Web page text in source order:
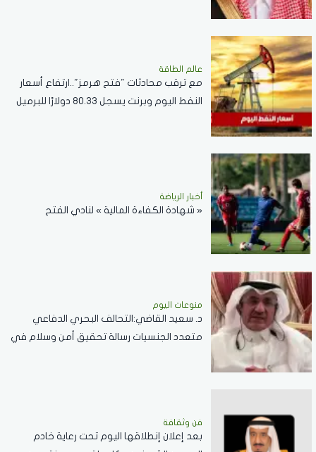
عالم الطاقة
مع ترقب محادثات "فتح هرمز"..ارتفاع أسعار
النفط اليوم وبرنت يسجل 80.33 دولارًا للبرميل
أخبار الرياضة
« شهادة الكفاءة المالية » لنادي الفتح
منوعات اليوم
د. سعيد القاضي:التحالف البحري الدفاعي
متعدد الجنسيات رسالة تحقيق أمن وسلام في
فن وثقافة
بعد إعلان إنطلاقها اليوم تحت رعاية خادم